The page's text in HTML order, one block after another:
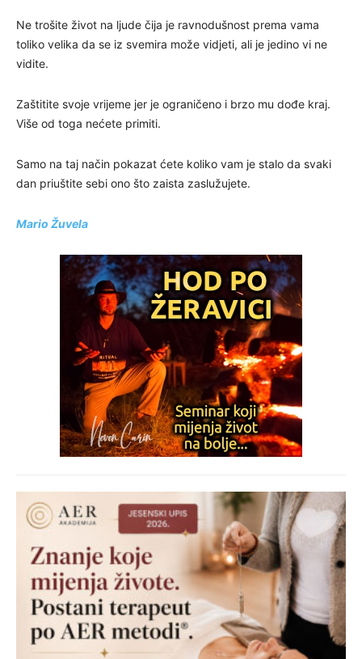
Ne trošite život na ljude čija je ravnodušnost prema vama
toliko velika da se iz svemira može vidjeti, ali je jedino vi ne
vidite.
Zaštitite svoje vrijeme jer je ograničeno i brzo mu dođe kraj.
Više od toga nećete primiti.
Samo na taj način pokazat ćete koliko vam je stalo da svaki
dan priuštite sebi ono što zaista zaslužujete.
Mario Žuvela